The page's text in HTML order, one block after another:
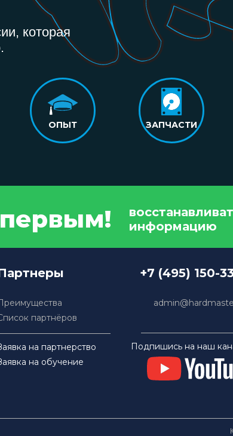
которая
ОПЫТ ЗАПЧАСТИ
информацию
партнёров
на партнерство
на обучение
+7 (495) 150-
Подпишись на наш